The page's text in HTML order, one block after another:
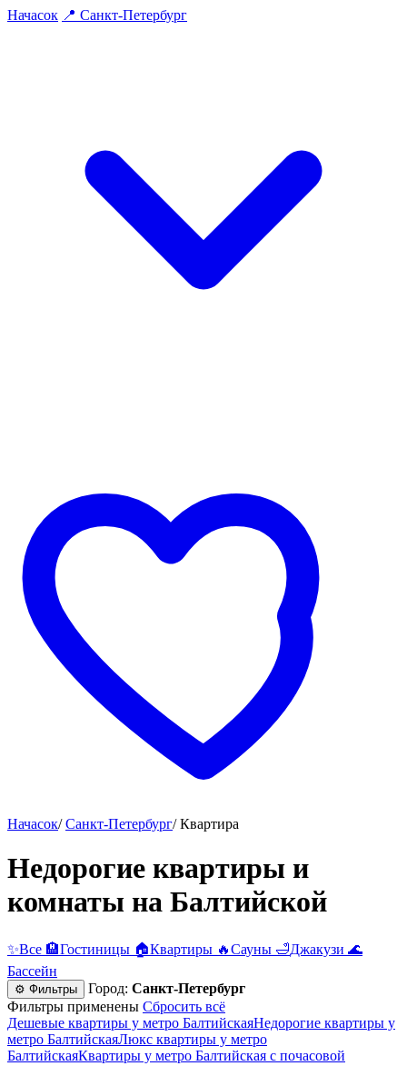
Начасок 📍 Санкт-Петербург
Начасок/ Санкт-Петербург/ Квартира
Недорогие квартиры и
комнаты на Балтийской
✨Все 🏨Гостиницы 🏠Квартиры 🔥Сауны 🛁Джакузи 🌊
Бассейн
⚙ Фильтры Город: Санкт-Петербург
Фильтры применены Сбросить всё
Дешевые квартиры у метро БалтийскаяНедорогие квартиры у
метро БалтийскаяЛюкс квартиры у метро
БалтийскаяКвартиры у метро Балтийская c почасовой